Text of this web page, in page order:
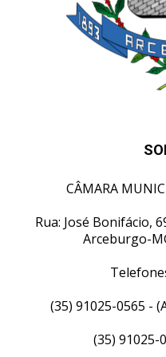
CÂMARA
Rua: José Bonifácio,
Arceburgo-
(35) 91025-0565 -
(35) 91025-